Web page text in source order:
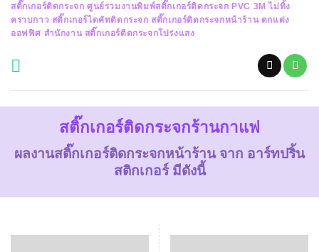
Skipสติ๊กเกอร์ติดกระจก ศูนย์รวมงานพิมพ์สติ๊กเกอร์ติดกระจก PVC 3M ไม่ทิ้ง
คราบกาว สติ๊กเกอร์ไดคัทติดกระจก สติ๊กเกอร์ติดกระจกหน้าร้าน ตกแต่ง
ออฟฟิศ สำนักงาน สติ๊กเกอร์ติดกระจกโปร่งแสง
สติ๊กเกอร์ติดกระจกร้านกาแฟ
ผลงานสติ๊กเกอร์ติดกระจกหน้าร้าน จาก อาร์ทปริ้น
สติกเกอร์ มีดังนี้